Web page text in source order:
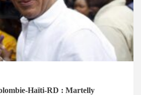
Haïti-RD : Martelly